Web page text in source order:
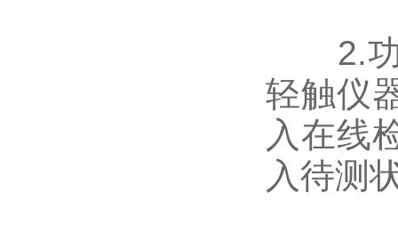
2.功
轻触仪
入在线
入待测